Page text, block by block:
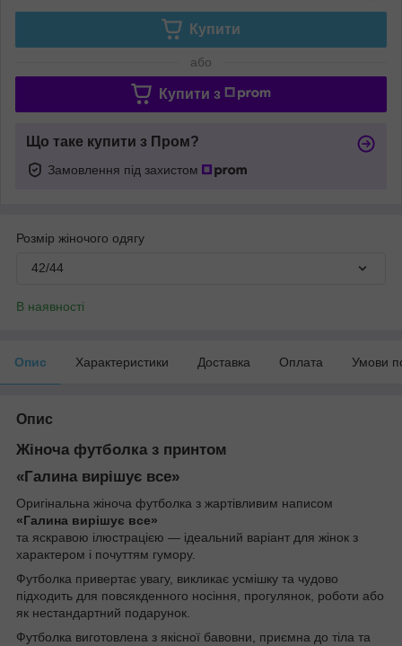
Купити
або
Купити з
Що таке купити з Пром?
Замовлення під захистом
Розмір жіночого одягу
42/44
В наявності
Опис Характеристики Доставка Оплата Умови
Опис
Жіноча футболка з принтом
«Галина вирішує все»
Оригінальна жіноча футболка з жартівливим написом
«Галина вирішує все»
та яскравою ілюстрацією — ідеальний варіант для жінок з
характером і почуттям гумору.
Футболка привертає увагу, викликає усмішку та чудово
підходить для повсякденного носіння, прогулянок, роботи або
як нестандартний подарунок.
Футболка виготовлена з якісної бавовни, приємна до тіла та